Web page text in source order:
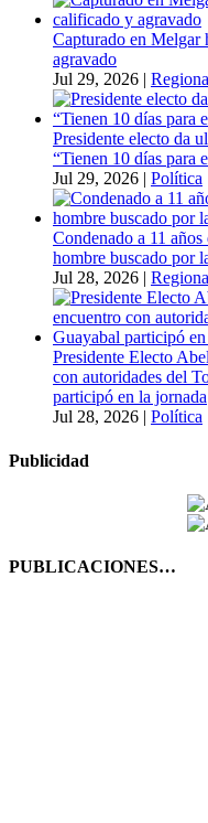
Capturado en Melgar
agravado
Jul 29, 2026 |
Presidente electo da
“Tienen 10 días para
Jul 29, 2026 | Política
Condenado a 11
hombre buscado por
Jul 28, 2026 |
Presidente Electo
con autoridades del
participó en la jornada
Jul 28, 2026 | Política
Publicidad
PUBLICACIONES…